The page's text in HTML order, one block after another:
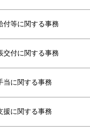
付等に関する事務
交付に関する事務
当に関する事務
援に関する事務